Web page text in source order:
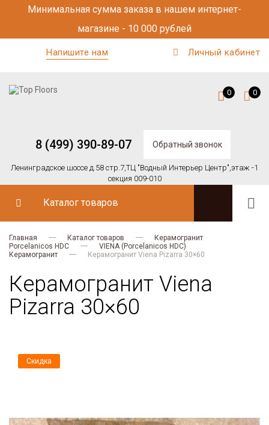
Минимальная сумма заказа в нашем интернет-
магазине - 10 000 рублей
Напишите нам Личный кабинет
8 (499) 390-89-07 Обратный звонок
Ленинградское шоссе д.58 стр.7,ТЦ "Водный Интерьер Центр",этаж -1
секция 009-010
0 0
Каталог товаров
Главная Каталог товаров
Керамогранит
Porcelanicos HDC
VIENA (Porcelanicos HDC)
Керамогранит
Керамогранит Viena Pizarra 30×60
Керамогранит Viena
Pizarra 30×60
Скидка